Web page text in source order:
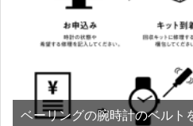
ベーリングの腕時計のベルト